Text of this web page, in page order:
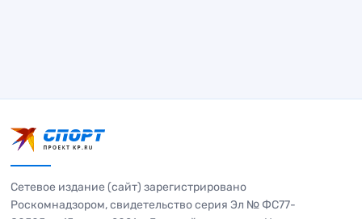
Сетевое издание (сайт) зарегистрировано
Роскомнадзором, свидетельство серия Эл № ФС77-